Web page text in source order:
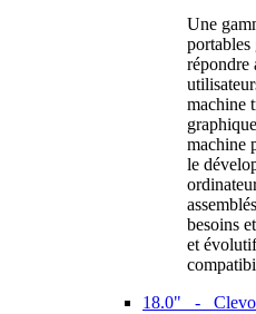
Une
portables
répondre
machine
machine
le
besoins
et
18.0" - Clevo